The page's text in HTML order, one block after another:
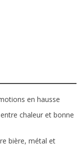
en hausse
chaleur et bonne
bière, métal et